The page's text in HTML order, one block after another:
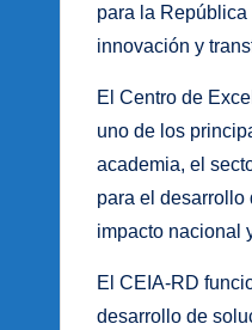
para la
innovación y
El Centro de
uno de los
academia, el
para el
impacto nacional
El CEIA-RD
desarrollo de